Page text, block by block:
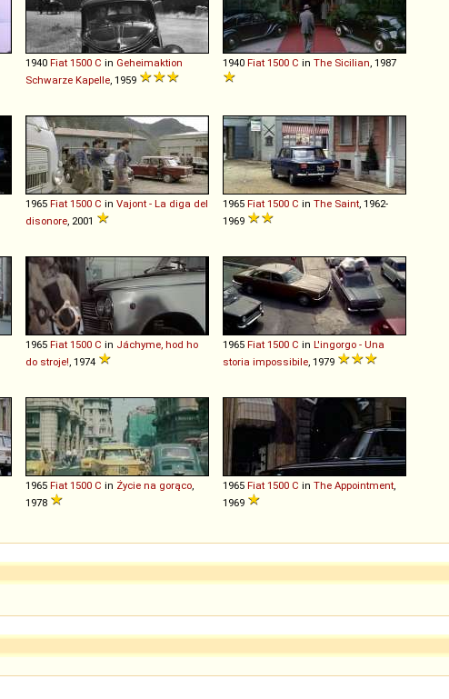
1940 Fiat 1500 C in Geheimaktion
Schwarze Kapelle , 1959
1940 Fiat 1500 C in The Sicilian , 1987
1965 Fiat 1500 C in Vajont - La diga del
disonore , 2001
1965 Fiat 1500 C in The Saint , 1962-
1969
1965 Fiat 1500 C in Jáchyme, hod ho
do stroje! , 1974
1965 Fiat 1500 C in L'ingorgo - Una
storia impossibile , 1979
1965 Fiat 1500 C in Życie na gorąco
1978
1965 Fiat 1500 C in The Appointment
1969